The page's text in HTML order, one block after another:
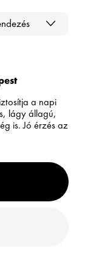
a napi
lágy állagú,
is. Jó érzés az